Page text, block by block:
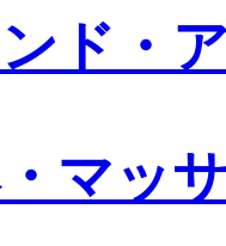
ド・
マッ